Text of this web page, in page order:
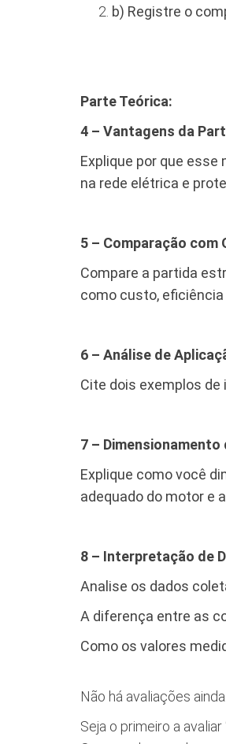
b) Registre o
Parte Teórica:
4 – Vantagens da
Explique por que
na rede elétrica e
5 – Comparação
Compare a partida
como custo,
6 – Análise de
Cite dois exemplos
7 –
Explique como você
adequado do motor e
8 – Interpretação de
Analise os dados
A diferença entre as
Como os valores
Não há avaliações ainda.
Seja o primeiro a